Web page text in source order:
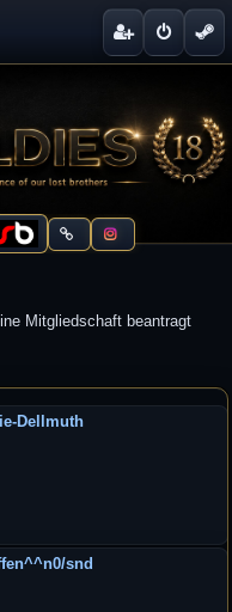
Mitgliedschaft beantragt
Dellmuth
snd